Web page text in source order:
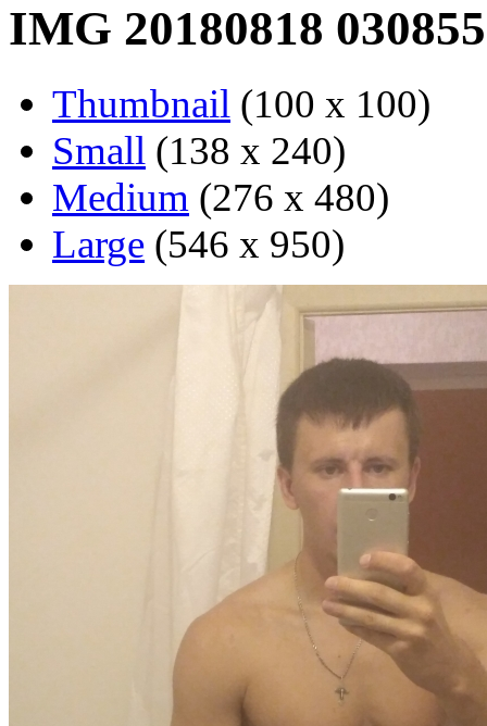
IMG 20180818 030855
Thumbnail (100 x 100)
Small (138 x 240)
Medium (276 x 480)
Large (546 x 950)